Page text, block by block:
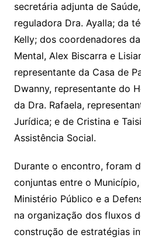
secretária adjunta de
reguladora Dra. Ayalla; da
Kelly; dos coordenadores
Mental, Alex Biscarra e
representante da Casa de
Dwanny, representante do
da Dra. Rafaela,
Jurídica; e de Cristina e
Assistência Social.
Durante o encontro, foram
conjuntas entre o
Ministério Público e a
na organização dos fluxos
construção de estratégias